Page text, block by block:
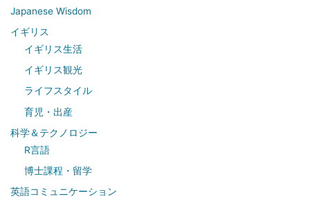
c
Japanese Wisdom
イギリス
イギリス生活
イギリス観光
ライフスタイル
育児・出産
科学＆テクノロジー
R言語
博士課程・留学
英語コミュニケーション